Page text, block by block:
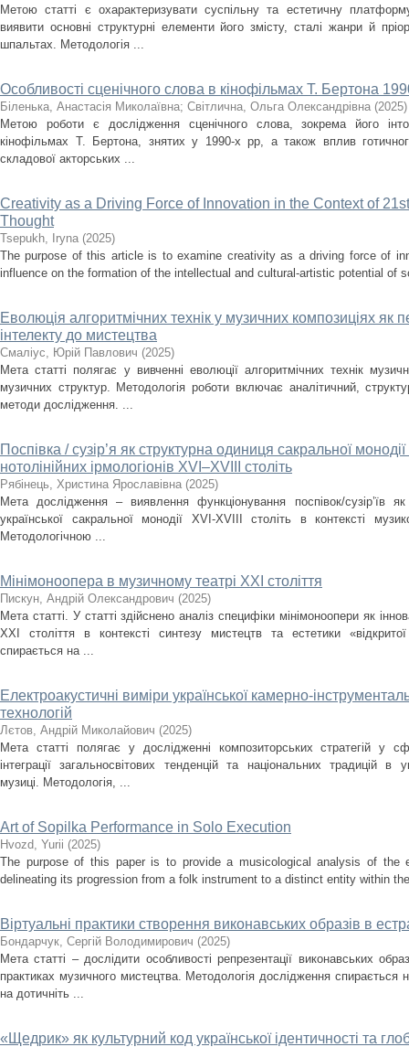
Метою статті є охарактеризувати суспільну та естетичну
виявити основні структурні елементи його змісту, сталі жанри й
шпальтах. Методологія ...
Особливості сценічного слова в кінофільмах Т. Бертона
Біленька, Анастасія Миколаївна; Світлична, Ольга Олександрівна (2025)
Метою роботи є дослідження сценічного слова, зокрема його
кінофільмах Т. Бертона, знятих у 1990-х рр, а також вплив
складової акторських ...
Creativity as a Driving Force of Innovation in the Context of
Thought
Tsepukh, Iryna (2025)
The purpose of this article is to examine creativity as a driving force of
influence on the formation of the intellectual and cultural-artistic potential of
Еволюція алгоритмічних технік у музичних композиціях як
інтелекту до мистецтва
Смаліус, Юрій Павлович (2025)
Мета статті полягає у вивченні еволюції алгоритмічних технік
музичних структур. Методологія роботи включає аналітичний,
методи дослідження. ...
Поспівка / сузір’я як структурна одиниця сакральної
нотолінійних ірмологіонів XVI–XVIII століть
Рябінець, Христина Ярославівна (2025)
Мета дослідження – виявлення функціонування поспівок/сузір’їв
української сакральної монодії XVI-XVIII cтоліть в контексті
Методологічною ...
Мінімоноопера в музичному театрі ХХІ століття
Пискун, Андрій Олександрович (2025)
Мета статті. У статті здійснено аналіз специфіки мінімоноопери як
ХХІ століття в контексті синтезу мистецтв та естетики
спирається на ...
Електроакустичні виміри української камерно-
технологій
Лєтов, Андрій Миколайович (2025)
Мета статті полягає у дослідженні композиторських стратегій у
інтеграції загальносвітових тенденцій та національних традицій в
музиці. Методологія, ...
Art of Sopilka Performance in Solo Execution
Нvozd, Yurii (2025)
The purpose of this paper is to provide a musicological analysis of the
delineating its progression from a folk instrument to a distinct entity within
Віртуальні практики створення виконавських образів в
Бондарчук, Сергій Володимирович (2025)
Мета статті – дослідити особливості репрезентації виконавських
практиках музичного мистецтва. Методологія дослідження спирається
на дотичніть ...
«Щедрик» як культурний код української ідентичності та